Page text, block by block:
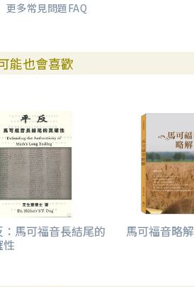
更多常見問題FAQ
能也會喜歡
：馬可福音長結尾的
性
馬可福音略解